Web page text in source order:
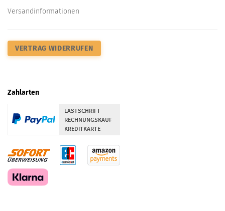
Versandinformationen
VERTRAG WIDERRUFEN
Zahlarten